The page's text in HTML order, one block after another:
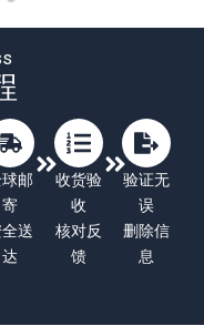
邮
寄
送
达
收货验
收
核对反
馈
验证无
误
删除信
息